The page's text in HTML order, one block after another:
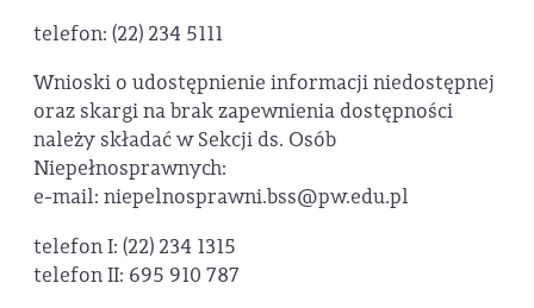
telefon: (22) 234 5111
Wnioski o udostępnienie informacji niedostępnej
oraz skargi na brak zapewnienia dostępności
należy składać w Sekcji ds. Osób
Niepełnosprawnych:
e-mail: niepelnosprawni.bss@pw.edu.pl
telefon I: (22) 234 1315
telefon II: 695 910 787